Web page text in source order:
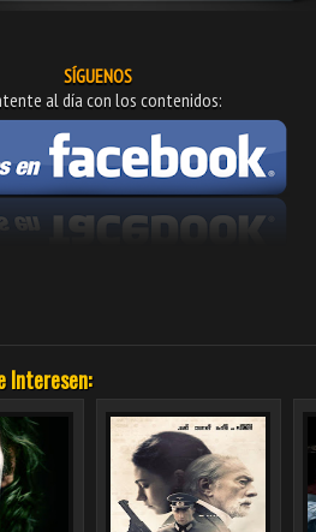
SÍGUENOS
al día con los contenidos:
Interesen: